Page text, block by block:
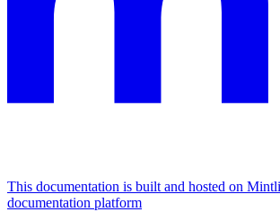
This documentation is built and hosted on
documentation platform